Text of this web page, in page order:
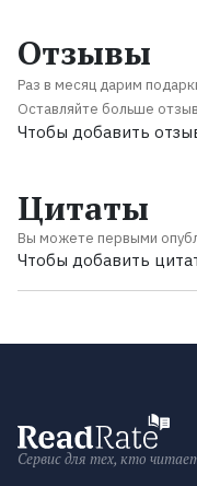
Отзывы
Раз в месяц дарим
Оставляйте больше
Чтобы добавить
Цитаты
Вы можете первыми
Чтобы добавить
Сервис для тех, кто